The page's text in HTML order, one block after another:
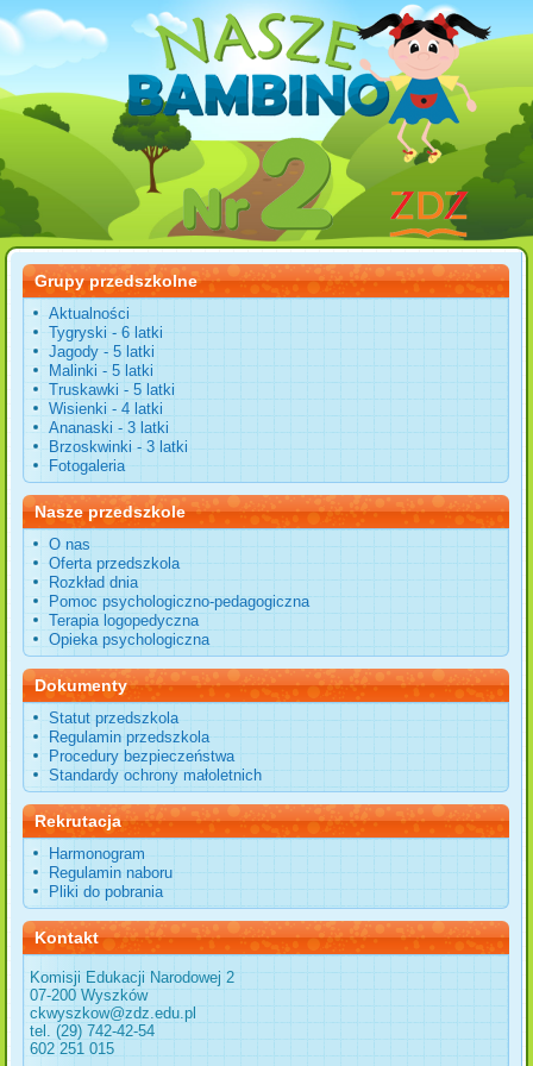
Grupy przedszkolne
Aktualności
Tygryski - 6 latki
Jagody - 5 latki
Malinki - 5 latki
Truskawki - 5 latki
Wisienki - 4 latki
Ananaski - 3 latki
Brzoskwinki - 3 latki
Fotogaleria
Nasze przedszkole
O nas
Oferta przedszkola
Rozkład dnia
Pomoc psychologiczno-pedagogiczna
Terapia logopedyczna
Opieka psychologiczna
Dokumenty
Statut przedszkola
Regulamin przedszkola
Procedury bezpieczeństwa
Standardy ochrony małoletnich
Rekrutacja
Harmonogram
Regulamin naboru
Pliki do pobrania
Kontakt
Komisji Edukacji Narodowej 2
07-200 Wyszków
ckwyszkow@zdz.edu.pl
tel. (29) 742-42-54
602 251 015